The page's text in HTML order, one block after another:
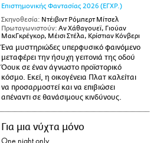
Επιστημονικής Φαντασίας 2026 (ΕΓΧΡ.)
Σκηνοθεσία: Ντέιβιντ Ρόμπερτ Μίτσελ
Πρωταγωνιστούν: Αν Χάθαγουεϊ, Γιούαν
ΜακΓκρέγκορ, Μέισι Στέλα, Κρίστιαν Κόνβερι
Ένα μυστηριώδες υπερφυσικό φαινόμενο
μεταφέρει την ήσυχη γειτονιά της οδού
Όουκ σε έναν άγνωστο προϊστορικό
κόσμο. Εκεί, η οικογένεια Πλατ καλείται
να προσαρμοστεί και να επιβιώσει
απέναντι σε θανάσιμους κινδύνους.
Για μια νύχτα μόνο
One night only